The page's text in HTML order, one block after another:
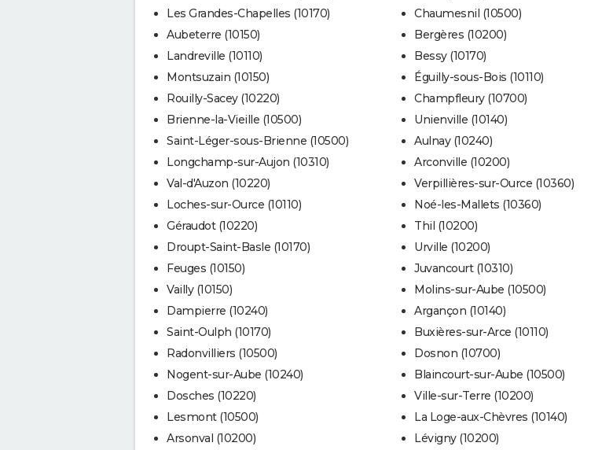
Les Grandes-Chapelles (10170)
Aubeterre (10150)
Landreville (10110)
Montsuzain (10150)
Rouilly-Sacey (10220)
Brienne-la-Vieille (10500)
Saint-Léger-sous-Brienne (10500)
Longchamp-sur-Aujon (10310)
Val-d'Auzon (10220)
Loches-sur-Ource (10110)
Géraudot (10220)
Droupt-Saint-Basle (10170)
Feuges (10150)
Vailly (10150)
Dampierre (10240)
Saint-Oulph (10170)
Radonvilliers (10500)
Nogent-sur-Aube (10240)
Dosches (10220)
Lesmont (10500)
Arsonval (10200)
Chaumesnil (10500)
Bergères (10200)
Bessy (10170)
Éguilly-sous-Bois (10110)
Champfleury (10700)
Unienville (10140)
Aulnay (10240)
Arconville (10200)
Verpillières-sur-Ource (10360)
Noé-les-Mallets (10360)
Thil (10200)
Urville (10200)
Juvancourt (10310)
Molins-sur-Aube (10500)
Argançon (10140)
Buxières-sur-Arce (10110)
Dosnon (10700)
Blaincourt-sur-Aube (10500)
Ville-sur-Terre (10200)
La Loge-aux-Chèvres (10140)
Lévigny (10200)